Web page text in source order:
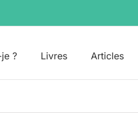
? Livres Articles